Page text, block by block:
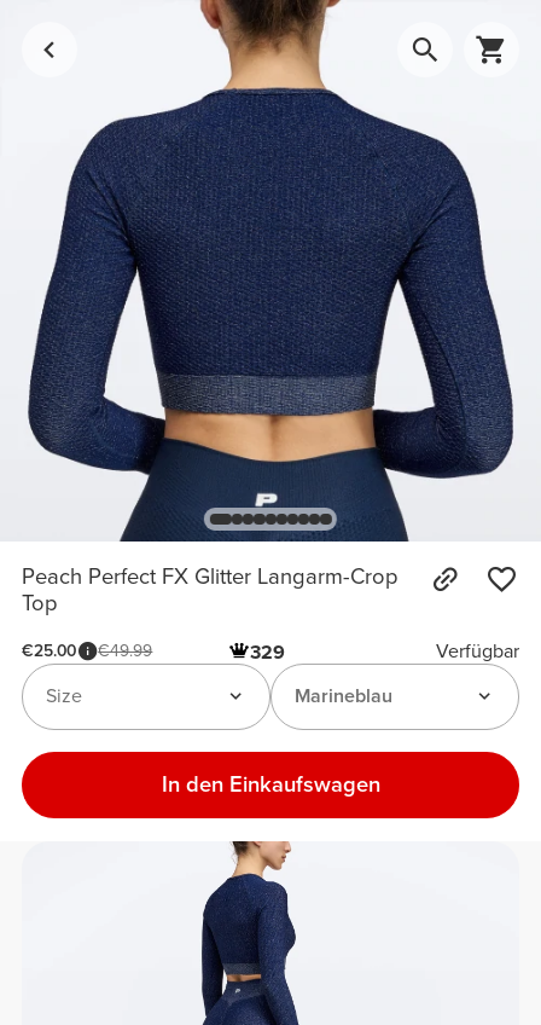
Peach Perfect FX Glitter Langarm-Crop
Top
€25.00 €49.99 329
Verfügbar
Marineblau
Size
In den Einkaufswagen